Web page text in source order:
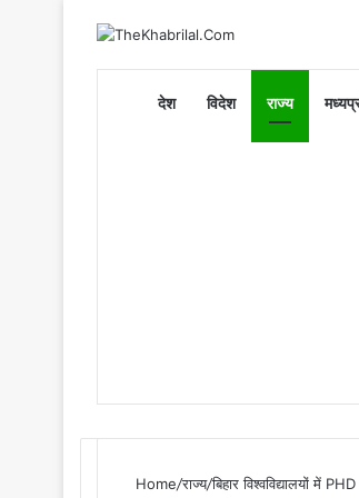
Homeदेश विदेश राज्य
Home/राज्य/बिहार विश्वविद्यालयों में